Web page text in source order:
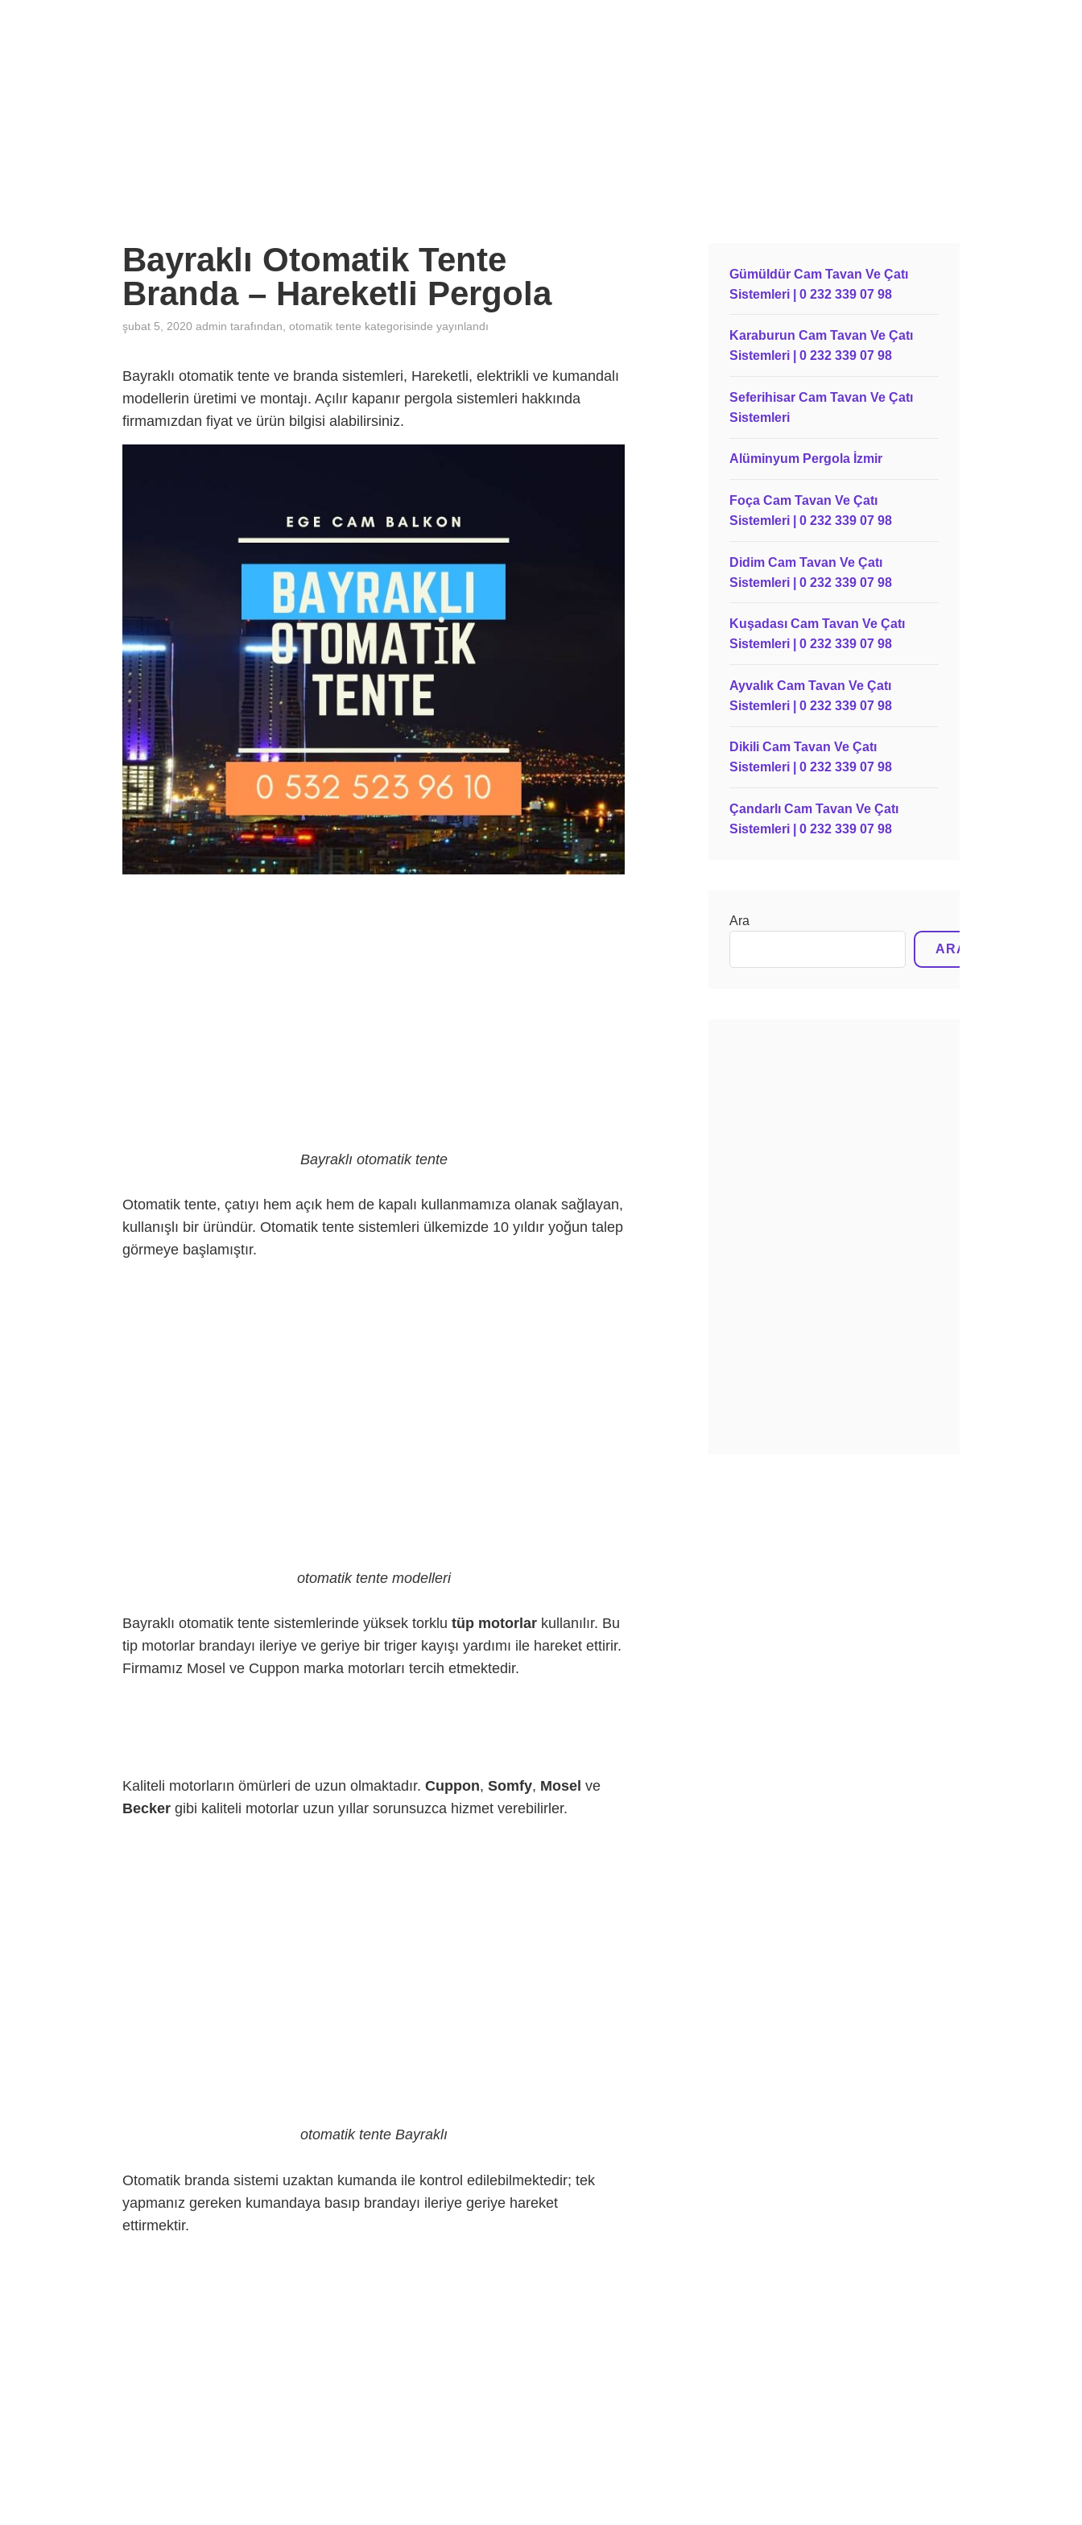
Bayraklı Otomatik Tente
Branda – Hareketli Pergola
şubat 5, 2020 admin tarafından, otomatik tente kategorisinde yayınlandı
Bayraklı otomatik tente ve branda sistemleri, Hareketli, elektrikli ve kumandalı
modellerin üretimi ve montajı. Açılır kapanır pergola sistemleri hakkında
firmamızdan fiyat ve ürün bilgisi alabilirsiniz.
Bayraklı otomatik tente
Otomatik tente, çatıyı hem açık hem de kapalı kullanmamıza olanak sağlayan,
kullanışlı bir üründür. Otomatik tente sistemleri ülkemizde 10 yıldır yoğun talep
görmeye başlamıştır.
otomatik tente modelleri
Bayraklı otomatik tente sistemlerinde yüksek torklu tüp motorlar kullanılır. Bu
tip motorlar brandayı ileriye ve geriye bir triger kayışı yardımı ile hareket ettirir.
Firmamız Mosel ve Cuppon marka motorları tercih etmektedir.
Kaliteli motorların ömürleri de uzun olmaktadır. Cuppon, Somfy, Mosel ve
Becker gibi kaliteli motorlar uzun yıllar sorunsuzca hizmet verebilirler.
otomatik tente Bayraklı
Otomatik branda sistemi uzaktan kumanda ile kontrol edilebilmektedir; tek
yapmanız gereken kumandaya basıp brandayı ileriye geriye hareket
ettirmektir.
Gümüldür Cam Tavan Ve Çatı
Sistemleri | 0 232 339 07 98
Karaburun Cam Tavan Ve Çatı
Sistemleri | 0 232 339 07 98
Seferihisar Cam Tavan Ve Çatı
Sistemleri
Alüminyum Pergola İzmir
Foça Cam Tavan Ve Çatı
Sistemleri | 0 232 339 07 98
Didim Cam Tavan Ve Çatı
Sistemleri | 0 232 339 07 98
Kuşadası Cam Tavan Ve Çatı
Sistemleri | 0 232 339 07 98
Ayvalık Cam Tavan Ve Çatı
Sistemleri | 0 232 339 07 98
Dikili Cam Tavan Ve Çatı
Sistemleri | 0 232 339 07 98
Çandarlı Cam Tavan Ve Çatı
Sistemleri | 0 232 339 07 98
Ara
ARA